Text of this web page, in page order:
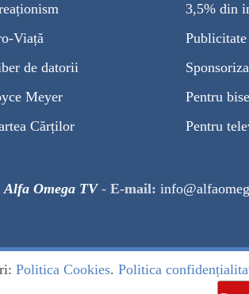
Viață
de datorii
Meyer
Cărților
3,5% din
Pentru
Pentru
Alfa Omega TV- E-mail:
Politica Cookies. Politica